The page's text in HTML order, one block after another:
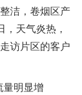
洁，卷烟区产
天气炎热，
访片区的客户
量明显增